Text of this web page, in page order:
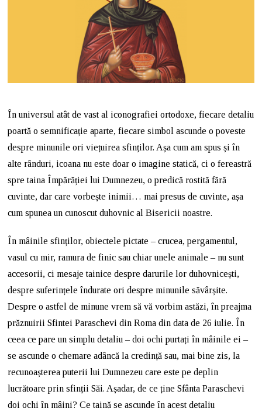
În universul atât de vast al iconografiei ortodoxe, fiecare detaliu
poartă o semnificație aparte, fiecare simbol ascunde o poveste
despre minunile ori viețuirea sfinților. Așa cum am spus și în
alte rânduri, icoana nu este doar o imagine statică, ci o fereastră
spre taina Împărăției lui Dumnezeu, o predică rostită fără
cuvinte, dar care vorbește inimii… mai presus de cuvinte, așa
cum spunea un cunoscut duhovnic al Bisericii noastre.
În mâinile sfinților, obiectele pictate – crucea, pergamentul,
vasul cu mir, ramura de finic sau chiar unele animale – nu sunt
accesorii, ci mesaje tainice despre darurile lor duhovnicești,
despre suferințele îndurate ori despre minunile săvârșite.
Despre o astfel de minune vrem să vă vorbim astăzi, în preajma
prăznuirii Sfintei Paraschevi din Roma din data de 26 iulie. În
ceea ce pare un simplu detaliu – doi ochi purtați în mâinile ei –
se ascunde o chemare adâncă la credință sau, mai bine zis, la
recunoașterea puterii lui Dumnezeu care este pe deplin
lucrătoare prin sfinții Săi. Așadar, de ce ține Sfânta Paraschevi
doi ochi în mâini? Ce taină se ascunde în acest detaliu